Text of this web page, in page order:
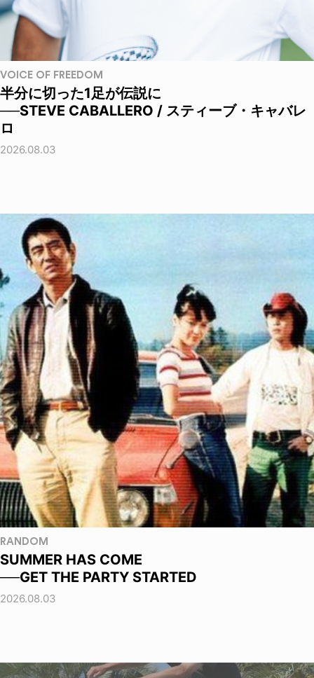
VOICE OF FREEDOM
半分に切った1足が伝説に
──STEVE CABALLERO / スティーブ・キャバレ
ロ
2026.08.03
RANDOM
SUMMER HAS COME
──GET THE PARTY STARTED
2026.08.03